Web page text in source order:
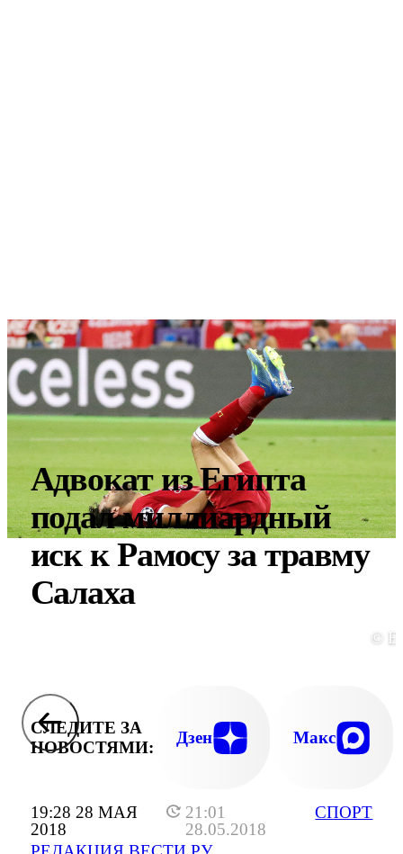
19:28 28 МАЯ
2018
21:01
28.05.2018
СПОРТ
Адвокат из Египта
подал миллиардный
иск к Рамосу за травму
Салаха
©
СЛЕДИТЕ ЗА
НОВОСТЯМИ:
Дзен Макс